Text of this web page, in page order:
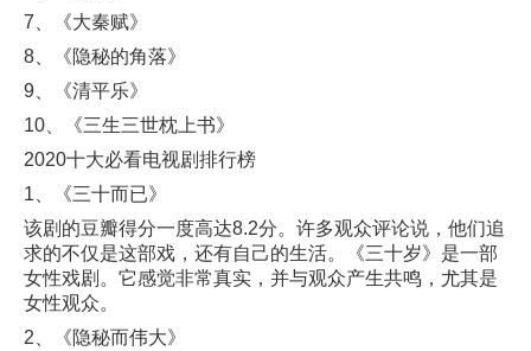
7、《大秦赋》
8、《隐秘的角落》
9、《清平乐》
10、《三生三世枕上书》
2020十大必看电视剧排行榜
1、《三十而已》
该剧的豆瓣得分一度高达8.2分。许多观众评论说，他们追
求的不仅是这部戏，还有自己的生活。《三十岁》是一部
女性戏剧。它感觉非常真实，并与观众产生共鸣，尤其是
女性观众。
2、《隐秘而伟大》